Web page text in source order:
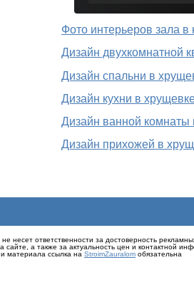
Фото интерьеров зала в
Дизайн двухкомнатной
Дизайн спальни в
Дизайн кухни в
Дизайн ванной комнаты
Дизайн прихожей в
несет ответственности за достоверность
сайте, а также за актуальность цен и контактной
материала ссылка на StroimZauralom обязательна